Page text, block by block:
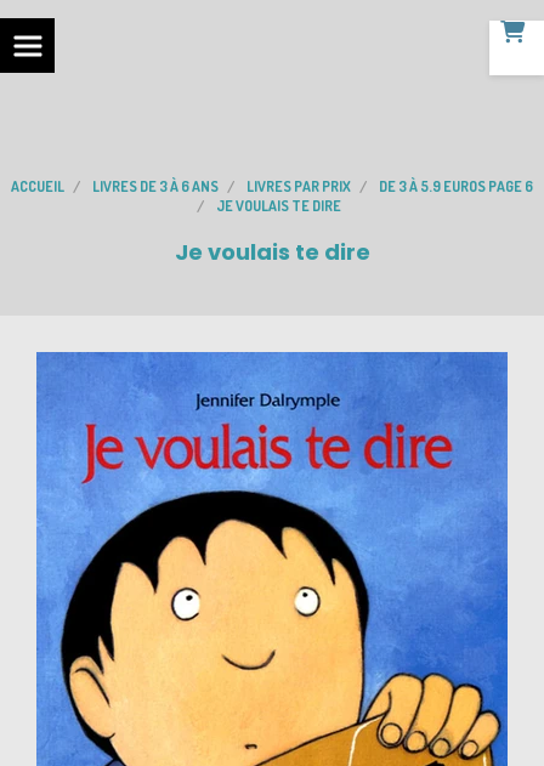
ACCUEIL LIVRES DE 3 À 6 ANS LIVRES PAR PRIX
DE 3 À 5.9 EUROS PAGE 6
JE VOULAIS TE DIRE
Je voulais te dire